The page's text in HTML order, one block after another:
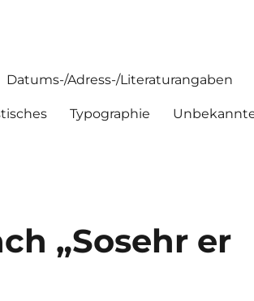
Datums-/Adress-/Literaturangaben
Typographie
„Sosehr er